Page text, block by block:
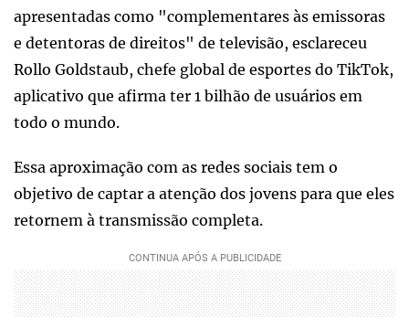
apresentadas como "complementares às emissoras
e detentoras de direitos" de televisão, esclareceu
Rollo Goldstaub, chefe global de esportes do TikTok,
aplicativo que afirma ter 1 bilhão de usuários em
todo o mundo.
Essa aproximação com as redes sociais tem o
objetivo de captar a atenção dos jovens para que eles
retornem à transmissão completa.